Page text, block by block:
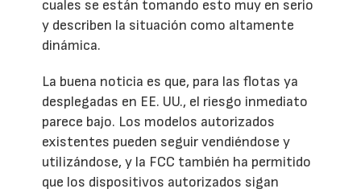
cuales se están tomando esto muy en serio
y describen la situación como altamente
dinámica.
La buena noticia es que, para las flotas ya
desplegadas en EE. UU., el riesgo inmediato
parece bajo. Los modelos autorizados
existentes pueden seguir vendiéndose y
utilizándose, y la FCC también ha permitido
que los dispositivos autorizados sigan